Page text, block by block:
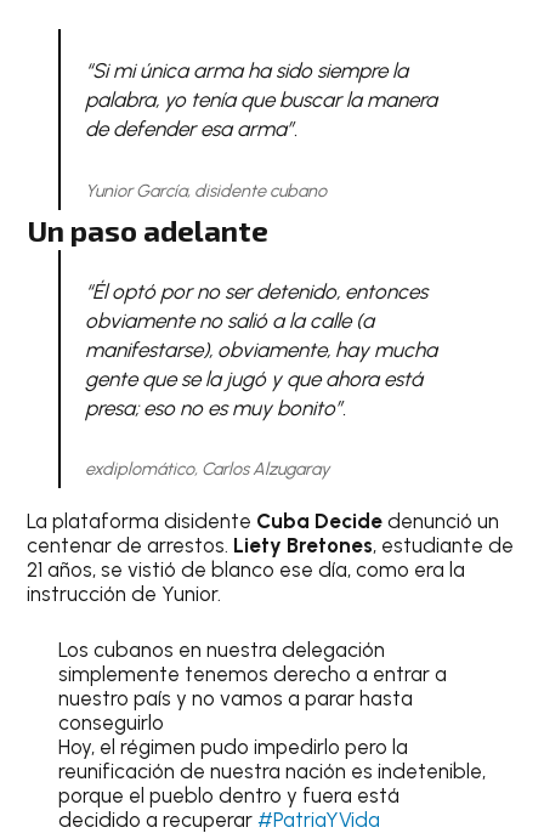
“Si mi única arma ha sido siempre la
palabra, yo tenía que buscar la manera
de defender esa arma”.
Yunior García, disidente cubano
Un paso adelante
“Él optó por no ser detenido, entonces
obviamente no salió a la calle (a
manifestarse), obviamente, hay mucha
gente que se la jugó y que ahora está
presa; eso no es muy bonito”.
exdiplomático, Carlos Alzugaray
La plataforma disidente Cuba Decidedenunció un
centenar de arrestos. Liety Bretones, estudiante de
21 años, se vistió de blanco ese día, como era la
instrucción de Yunior.
Los cubanos en nuestra delegación
simplemente tenemos derecho a entrar a
nuestro país y no vamos a parar hasta
conseguirlo
Hoy, el régimen pudo impedirlo pero la
reunificación de nuestra nación es indetenible,
porque el pueblo dentro y fuera está
decidido a recuperar #PatriaYVida